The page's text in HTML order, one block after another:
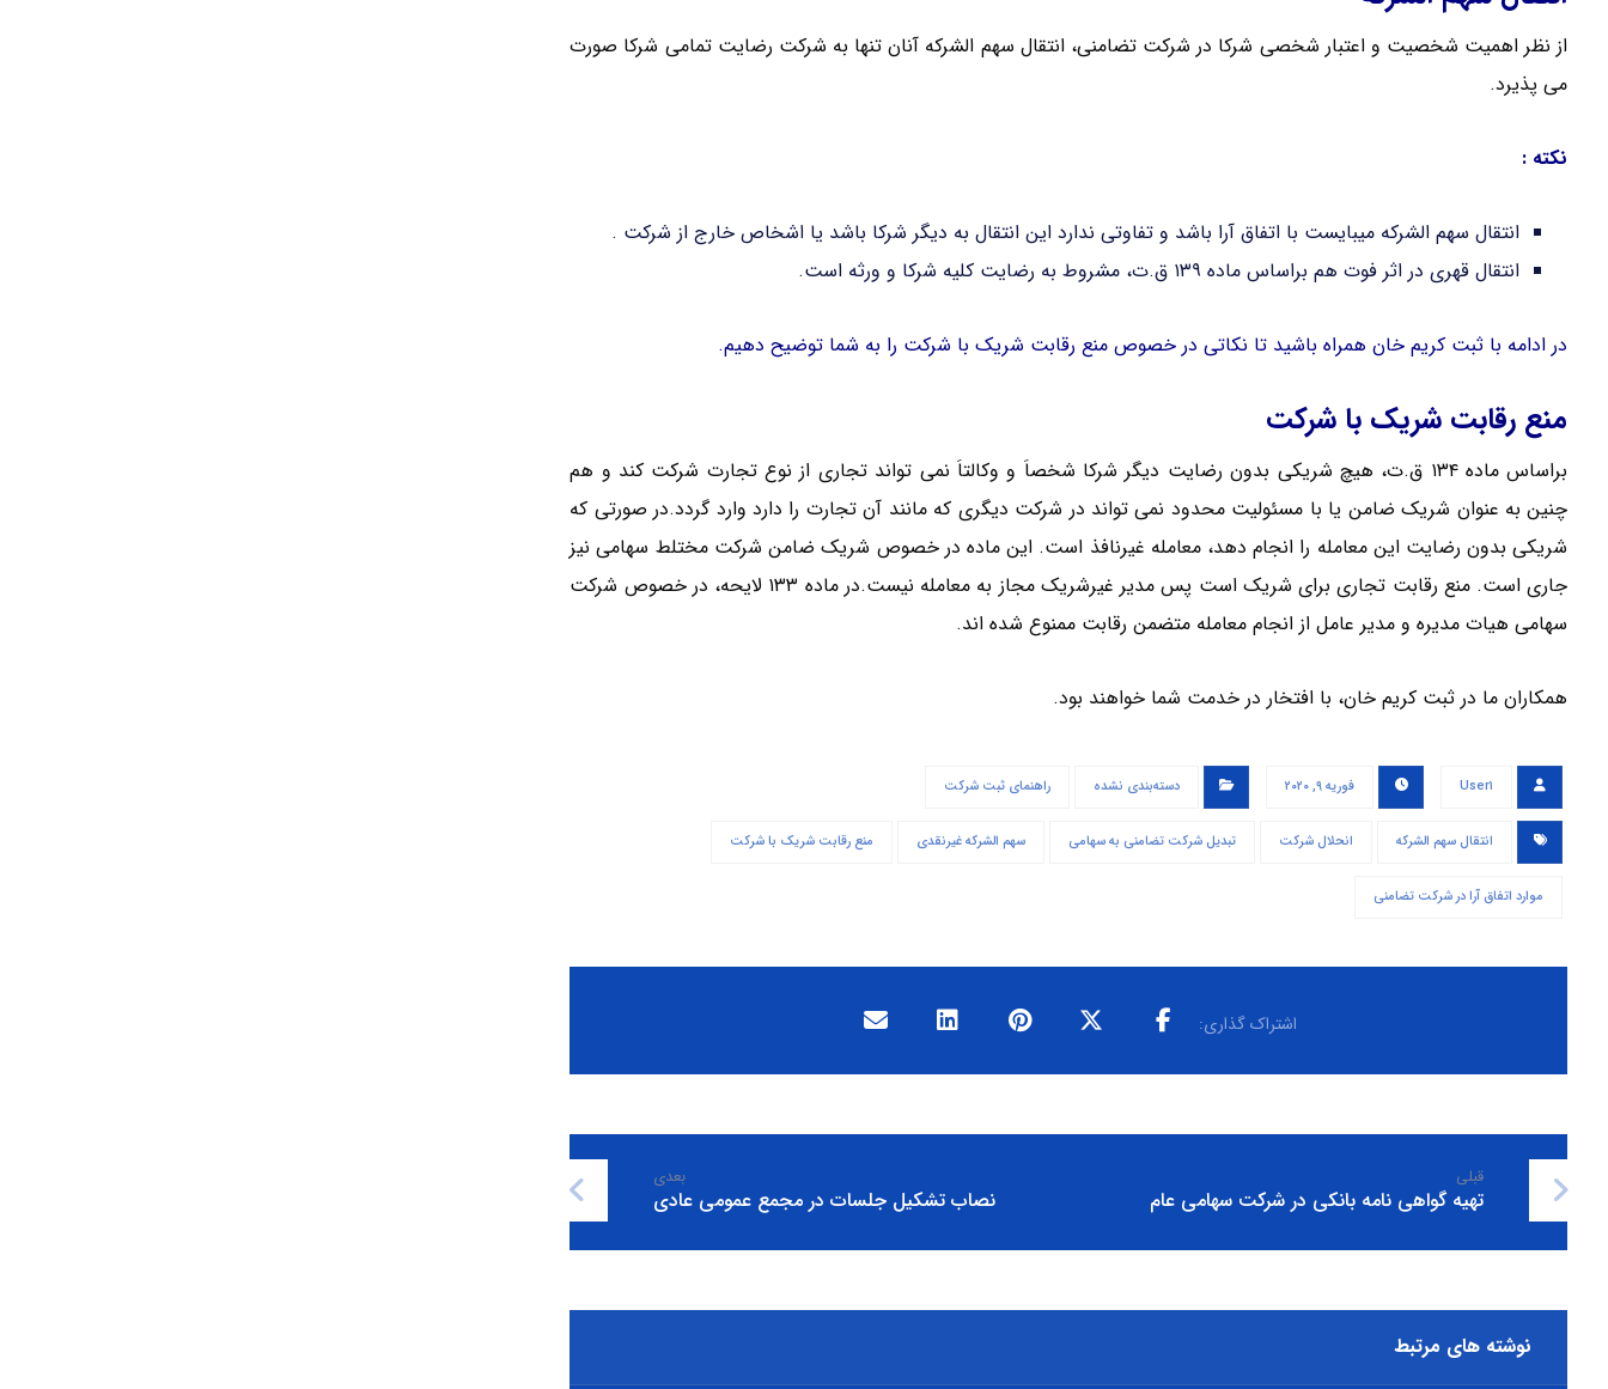
از نظر اهمیت شخصیت و اعتبار شخصی شرکا در شرکت تضامنی، انتقال سهم الشرکه آنان تنها به شرکت رضایت تمامی شرکا صورت
می پذیرد.
نکته :
انتقال سهم الشرکه میبایست با اتفاق آرا باشد و تفاوتی ندارد این انتقال به دیگر شرکا باشد یا اشخاص خارج از شرکت .
انتقال قهری در اثر فوت هم براساس ماده ۱۳۹ ق.ت، مشروط به رضایت کلیه شرکا و ورثه است.
در ادامه با ثبت کریم خان همراه باشید تا نکاتی در خصوص منع رقابت شریک با شرکت را به شما توضیح دهیم.
منع رقابت شریک با شرکت
براساس ماده ۱۳۴ ق.ت، هیچ شریکی بدون رضایت دیگر شرکا شخصاَ و وکالتاَ نمی تواند تجاری از نوع تجارت شرکت کند و هم
چنین به عنوان شریک ضامن یا با مسئولیت محدود نمی تواند در شرکت دیگری که مانند آن تجارت را دارد وارد گردد.در صورتی که
شریکی بدون رضایت این معامله را انجام دهد، معامله غیرنافذ است. این ماده در خصوص شریک ضامن شرکت مختلط سهامی نیز
جاری است. منع رقابت تجاری برای شریک است پس مدیر غیرشریک مجاز به معامله نیست.در ماده ۱۳۳ لایحه، در خصوص شرکت
سهامی هیات مدیره و مدیر عامل از انجام معامله متضمن رقابت ممنوع شده اند.
همکاران ما در ثبت کریم خان، با افتخار در خدمت شما خواهند بود.
User۱ فوریه ۹, ۲۰۲۰ دسته‌بندی نشده راهنمای ثبت شرکت
انتقال سهم الشرکه انحلال شرکت تبدیل شرکت تضامنی به سهامی سهم الشرکه غیرنقدی منع رقابت شریک با شرکت
موارد اتفاق آرا در شرکت تضامنی
قبلی
تهیه گواهی نامه بانکی در شرکت سهامی عام
بعدی
نصاب تشکیل جلسات در مجمع عمومی عادی
نوشته های مرتبط